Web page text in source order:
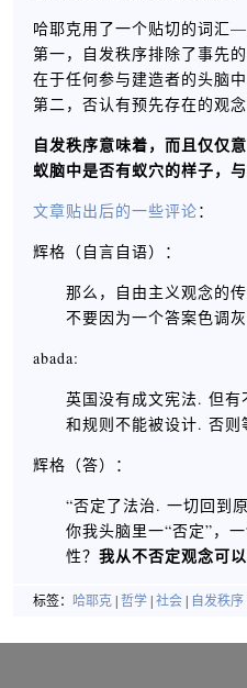
哈耶克用了一个贴切的词汇
第一，自发秩序排除了事先
在于任何参与建造者的头脑中
第二，否认有预先存在的观
自发秩序意味着，而且仅仅
蚁脑中是否有蚁穴的样子，
文章贴出后的一些评论：
辉格（自言自语）：
那么，自由主义观念的
不要因为一个答案色调
abada:
英国没有成文宪法. 但
和规则不能被设计. 否
辉格（答）：
“否定了法治. 一切回到
你我头脑里一“否定”，
性？ 我从不否定观念可
标签： 哈耶克 哲学 社会 自发秩序